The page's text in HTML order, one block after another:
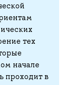
тех
начале
проходит в